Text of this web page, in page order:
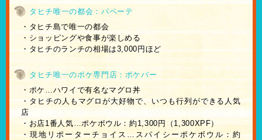
タヒチ唯一の都会：パペーテ
・タヒチ島で唯一の都会
・ショッピングや食事が楽しめる
・タヒチのランチの相場は3,000円ほど
タヒチ唯一のポケ専門店：ポケバー
・ポケ…ハワイで有名なマグロ丼
・タヒチの人もマグロが大好物で、いつも行列ができる人気
店
・お店1番人気…ポケボウル：約1,300円（1,300XPF）
・現地リポーターチョイス…スパイシーポケボウル：約